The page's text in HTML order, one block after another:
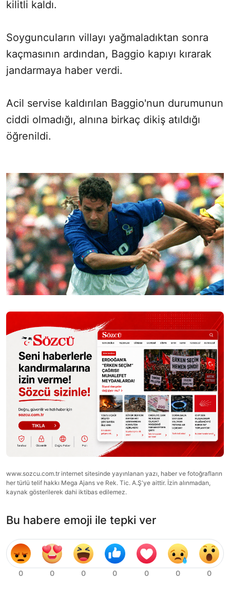
kilitli kaldı.
Soyguncuların villayı yağmaladıktan sonra
kaçmasının ardından, Baggio kapıyı kırarak
jandarmaya haber verdi.
Acil servise kaldırılan Baggio'nun durumunun
ciddi olmadığı, alnına birkaç dikiş atıldığı
öğrenildi.
www.sozcu.com.tr internet sitesinde yayınlanan yazı, haber ve fotoğrafların
her türlü telif hakkı Mega Ajans ve Rek. Tic. A.Ş'ye aittir. İzin alınmadan,
kaynak gösterilerek dahi iktibas edilemez.
Bu habere emoji ile tepki ver